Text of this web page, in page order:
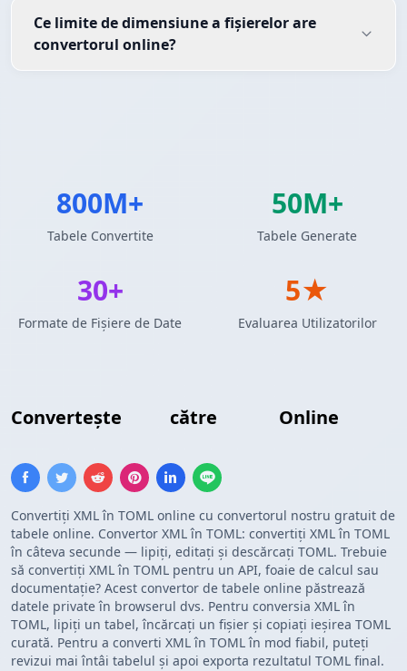
Convertește către Online
Convertiți XML în TOML online cu convertorul nostru gratuit de
tabele online. Convertor XML în TOML: convertiți XML în TOML
în câteva secunde — lipiți, editați și descărcați TOML. Trebuie
să convertiți XML în TOML pentru un API, foaie de calcul sau
documentație? Acest convertor de tabele online păstrează
datele private în browserul dvs. Pentru conversia XML în
TOML, lipiți un tabel, încărcați un fișier și copiați ieșirea TOML
curată. Pentru a converti XML în TOML în mod fiabil, puteți
revizui mai întâi tabelul și apoi exporta rezultatul TOML final.
Ce limite de dimensiune a fișierelor are
convertorul online?
800M+
Tabele Convertite
50M+
Tabele Generate
30+
Formate de Fișiere de Date
5★
Evaluarea Utilizatorilor